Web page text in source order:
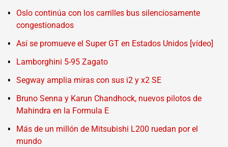
Oslo continúa con los carrilles bus silenciosamente
congestionados
Así se promueve el Super GT en Estados Unidos [vídeo]
Lamborghini 5-95 Zagato
Segway amplia miras con sus i2 y x2 SE
Bruno Senna y Karun Chandhock, nuevos pilotos de
Mahindra en la Formula E
Más de un millón de Mitsubishi L200 ruedan por el
mundo